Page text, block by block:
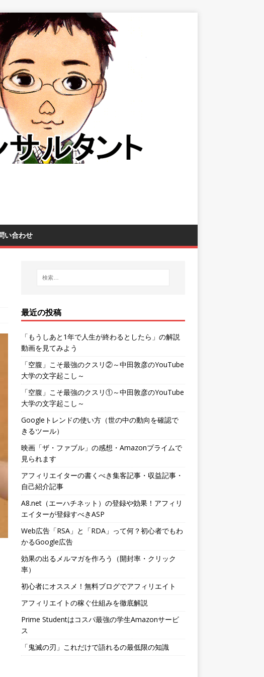
い合わせ
最近の投稿
「もうしあと1年で人生が終わるとしたら」の解説
動画を見てみよう
「空腹」こそ最強のクスリ②～中田敦彦のYouTube
大学の文字起こし～
「空腹」こそ最強のクスリ①～中田敦彦のYouTube
大学の文字起こし～
Googleトレンドの使い方（世の中の動向を確認で
きるツール）
映画「ザ・ファブル」の感想・Amazonプライムで
見られます
アフィリエイターの書くべき集客記事・収益記事・
自己紹介記事
A8.net（エーハチネット）の登録や効果！アフィリ
エイターが登録すべきASP
Web広告「RSA」と「RDA」って何？初心者でもわ
かるGoogle広告
効果の出るメルマガを作ろう（開封率・クリック
率）
初心者にオススメ！無料ブログでアフィリエイト
アフィリエイトの稼ぐ仕組みを徹底解説
Prime Studentはコスパ最強の学生Amazonサービ
ス
「鬼滅の刃」これだけで語れるの最低限の知識